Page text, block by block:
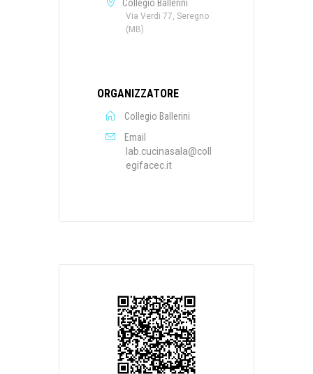
Collegio Ballerini
Via Verdi 77, Seregno
(MB)
ORGANIZZATORE
Collegio Ballerini
Email
lab.cucinasala@coll
egifacec.it